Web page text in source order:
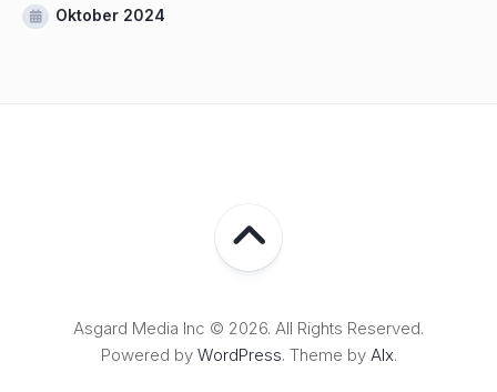
Oktober 2024
Asgard Media Inc © 2026. All Rights Reserved.
Powered by WordPress. Theme by Alx.